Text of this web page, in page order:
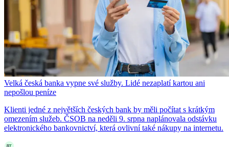
Velká česká banka vypne své služby. Lidé nezaplatí kartou ani
nepošlou peníze
Klienti jedné z největších českých bank by měli počítat s krátkým
omezením služeb. ČSOB na neděli 9. srpna naplánovala odstávku
elektronického bankovnictví, která ovlivní také nákupy na internetu.